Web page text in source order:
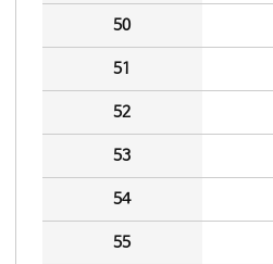
50
51
52
53
54
55